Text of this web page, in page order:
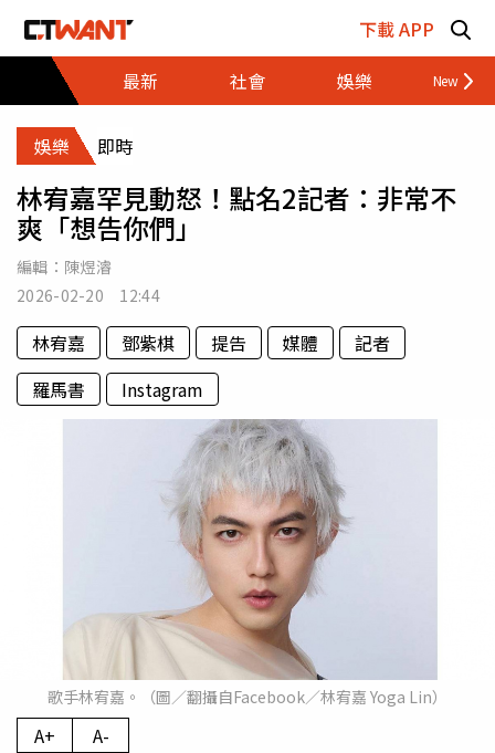
下載 APP
最新
社會 娛樂 財經
娛樂 即時
林宥嘉罕見動怒！點名2記者：非常不
爽「想告你們」
編輯： 陳煜濬
2026-02-20 12:44
林宥嘉 鄧紫棋 提告 媒體
記者
羅馬書
Instagram
歌手林宥嘉。（圖／翻攝自Facebook／林宥嘉 Yoga Lin）
A+ A-